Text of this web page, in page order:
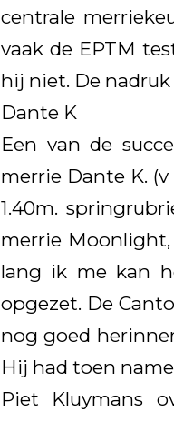
centrale
vaak de EPTM
hij niet. De nadruk
Dante K
Een van de
merrie Dante K.
1.40m.
merrie
lang ik me kan
opgezet. De
nog goed
Hij had toen
Piet Kluymans